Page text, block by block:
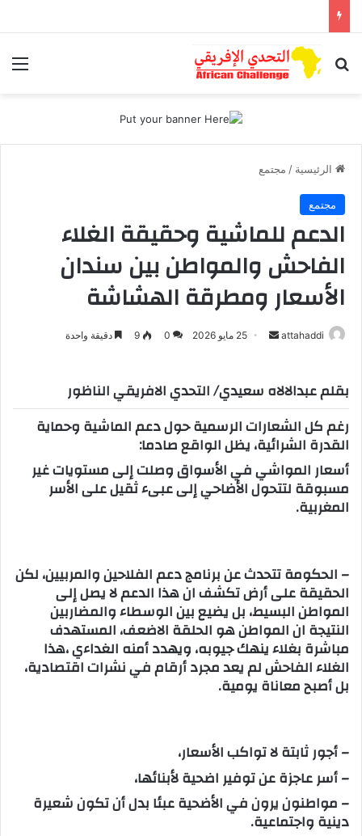
بحث عن
الرئيسية / مجتمع
مجتمع
الدعم للماشية وحقيقة الغلاء
الفاحش والمواطن بين سندان
الأسعار ومطرقة الهشاشة
attahaddi
ل
ب
ر
ي
د
ا
ر
و
ن
ي
25 مايو 2026 0
9 دقيقة واحدة
بقلم عبدالالاه سعيدي/ التحدي الافريقي الناظور
رغم كل الشعارات الرسمية حول دعم الماشية وحماية
القدرة الشرائية، يظل الواقع صادما:
أسعار المواشي في الأسواق وصلت إلى مستويات غير
مسبوقة لتتحول الأضاحي إلى عبىء ثقيل على الأسر
المغربية.
– الحكومة تتحدث عن برنامج دعم الفلاحين والمربيين، لكن
الحقيقة على أرض تكشف ان هذا الدعم لا يصل إلى
المواطن البسيط، بل يضيع بين الوسطاء والمضاربين
النتيجة ان المواطن هو الحلقة الاضعف، المستهدف
مباشرة بغلاء ينهك جيوبه، ويهدد أمنه الغداءي ،هذا
الغلاء الفاحش لم يعد مجرد أرقام في نشرات اقتصادية،
بل أصبح معاناة يومية.
– أجور ثابتة لا تواكب الأسعار،
– أسر عاجزة عن توفير اضحية لأبنائها،
– مواطنون يرون في الأضحية عبئا بدل أن تكون شعيرة
دينية واجتماعية.